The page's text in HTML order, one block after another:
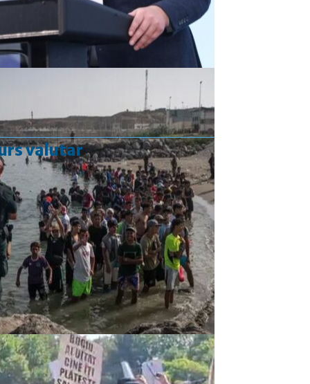
valutar
Curs valutar: 05 Aug 2026
EUR: 5,2489 RON
-0,0008 ▼
USD: 4,5480 RON
-0,0144 ▼
CHF : 5,6210 RON
-0,0093 ▼
GBP : 6,1244 RON
-0,0074 ▼
Convertor valutar
»
Rezultat: -